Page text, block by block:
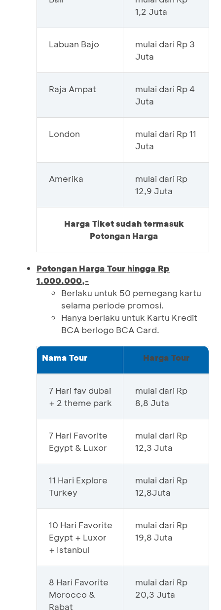
1,2 Juta
Labuan Bajo
mulai dari Rp 3
Juta
Raja Ampat
mulai dari Rp 4
Juta
London
mulai dari Rp 11
Juta
Amerika
mulai dari Rp
12,9 Juta
Harga Tiket sudah termasuk
Potongan Harga
Potongan Harga Tour hingga Rp
1.000.000,-
Berlaku untuk 50 pemegang kartu
selama periode promosi.
Hanya berlaku untuk Kartu Kredit
BCA berlogo BCA Card.
Nama Tour Harga Tour
7 Hari fav dubai
+ 2 theme park
mulai dari Rp
8,8 Juta
7 Hari Favorite
Egypt & Luxor
mulai dari Rp
12,3 Juta
11 Hari Explore
Turkey
mulai dari Rp
12,8Juta
10 Hari Favorite
Egypt + Luxor
+ Istanbul
mulai dari Rp
19,8 Juta
8 Hari Favorite
Morocco &
Rabat
mulai dari Rp
20,3 Juta